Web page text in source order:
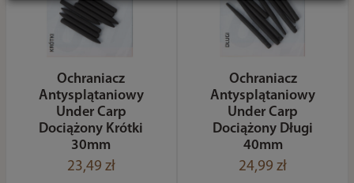
Ochraniacz
Antysplątaniowy
Under Carp
Dociążony Krótki
30mm
23,49 zł
Ochraniacz
Antysplątaniowy
Under Carp
Dociążony Długi
40mm
24,99 zł